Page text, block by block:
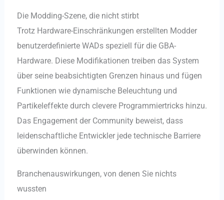
Die Modding-Szene, die nicht stirbt
Trotz Hardware-Einschränkungen erstellten Modder
benutzerdefinierte WADs speziell für die GBA-
Hardware. Diese Modifikationen treiben das System
über seine beabsichtigten Grenzen hinaus und fügen
Funktionen wie dynamische Beleuchtung und
Partikeleffekte durch clevere Programmiertricks hinzu.
Das Engagement der Community beweist, dass
leidenschaftliche Entwickler jede technische Barriere
überwinden können.
Branchenauswirkungen, von denen Sie nichts
wussten